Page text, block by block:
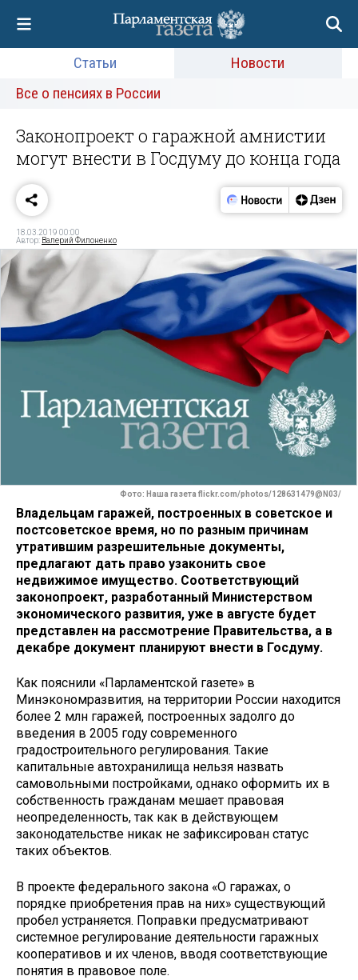
Статьи
Новости
Все о пенсиях в России
Законопроект о гаражной амнистии
могут внести в Госдуму до конца года
18.03.2019 00:00
Автор: Валерий Филоненко
Фото: Наша газета flickr.com/photos/128631479@N03/
Владельцам гаражей, построенных в советское и
постсоветское время, но по разным причинам
утратившим разрешительные документы,
предлагают дать право узаконить свое
недвижимое имущество. Соответствующий
законопроект, разработанный Министерством
экономического развития, уже в августе будет
представлен на рассмотрение Правительства, а в
декабре документ планируют внести в Госдуму.
Как пояснили «Парламентской газете» в
Минэкономразвития, на территории России находится
более 2 млн гаражей, построенных задолго до
введения в 2005 году современного
градостроительного регулирования. Такие
капитальные автохранилища нельзя назвать
самовольными постройками, однако оформить их в
собственность гражданам мешает правовая
неопределенность, так как в действующем
законодательстве никак не зафиксирован статус
таких объектов.
В проекте федерального закона «О гаражах, о
порядке приобретения прав на них» существующий
пробел устраняется. Поправки предусматривают
системное регулирование деятельности гаражных
кооперативов и их членов, вводя соответствующие
понятия в правовое поле.